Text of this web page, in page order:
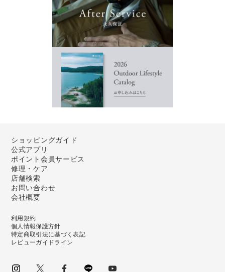
ショッピングガイド
公式アプリ
ポイント会員サービス
修理・ケア
店舗検索
お問い合わせ
会社概要
利用規約
個人情報保護方針
特定商取引法に基づく表記
レビューガイドライン